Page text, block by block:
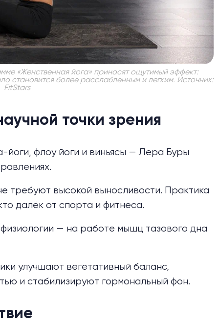
«Женственная йога» приносят ощутимый эффект:
становится более расслабленным и легким. Источник:
FitStars
точки зрения
йоги, флоу йоги и виньясы — Лера Буры
требуют высокой выносливости. Практика
далёк от спорта и фитнеса.
— на работе мышц тазового дна
улучшают вегетативный баланс,
и стабилизируют гормональный фон.